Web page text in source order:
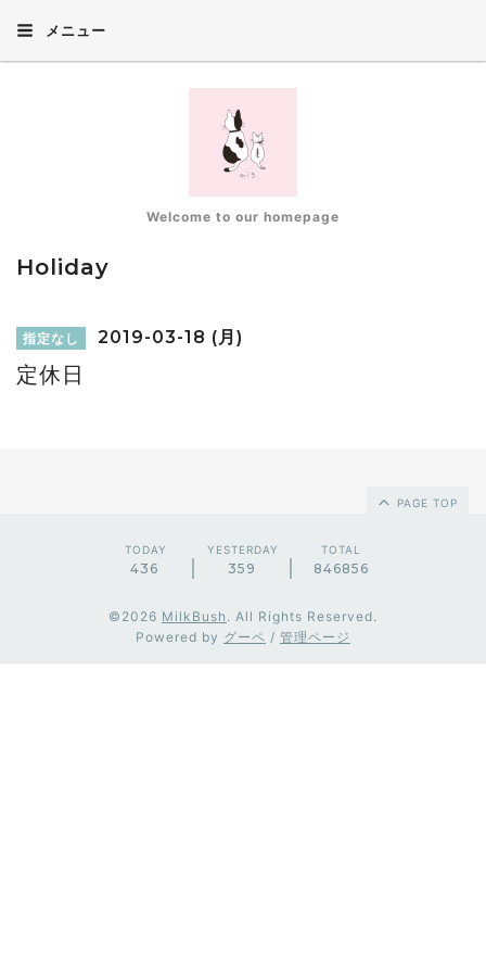
メニュー
Welcome to our homepage
Holiday
指定なし 2019-03-18 (月)
定休日
PAGE TOP
TODAY
436
YESTERDAY
359
TOTAL
846856
©2026 MilkBush . All Rights Reserved.
Powered by グーペ / 管理ページ